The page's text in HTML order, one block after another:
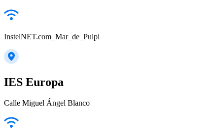
InstelNET.com_Mar_de_Pulpi
IES Europa
Calle Miguel Ángel Blanco